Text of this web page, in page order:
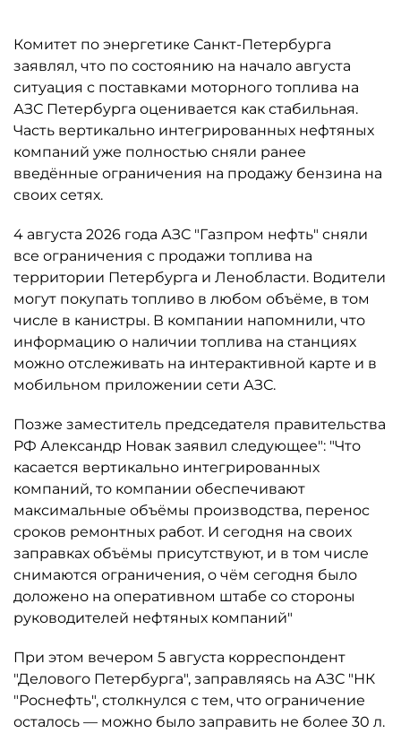
Комитет по энергетике Санкт-Петербурга
заявлял, что по состоянию на начало августа
ситуация с поставками моторного топлива на
АЗС Петербурга оценивается как стабильная.
Часть вертикально интегрированных нефтяных
компаний уже полностью сняли ранее
введённые ограничения на продажу бензина на
своих сетях.
4 августа 2026 года АЗС "Газпром нефть" сняли
все ограничения с продажи топлива на
территории Петербурга и Ленобласти. Водители
могут покупать топливо в любом объёме, в том
числе в канистры. В компании напомнили, что
информацию о наличии топлива на станциях
можно отслеживать на интерактивной карте и в
мобильном приложении сети АЗС.
Позже заместитель председателя правительства
РФ Александр Новак заявил следующее": "Что
касается вертикально интегрированных
компаний, то компании обеспечивают
максимальные объёмы производства, перенос
сроков ремонтных работ. И сегодня на своих
заправках объёмы присутствуют, и в том числе
снимаются ограничения, о чём сегодня было
доложено на оперативном штабе со стороны
руководителей нефтяных компаний"
При этом вечером 5 августа корреспондент
"Делового Петербурга", заправляясь на АЗС "НК
"Роснефть", столкнулся с тем, что ограничение
осталось ­— можно было заправить не более 30 л.